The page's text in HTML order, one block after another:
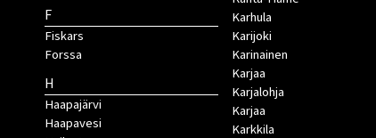
F
Fiskars
Forssa
H
Haapajärvi
Haapavesi
Karhula
Karijoki
Karinainen
Karjaa
Karjalohja
Karjaa
Karkkila